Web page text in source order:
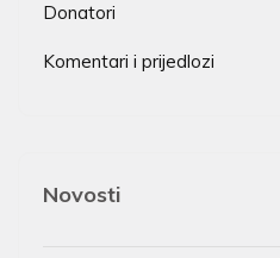
Donatori
Komentari i prijedlozi
Novosti